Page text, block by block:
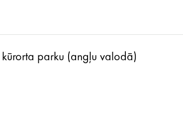
kūrorta parku (angļu valodā)